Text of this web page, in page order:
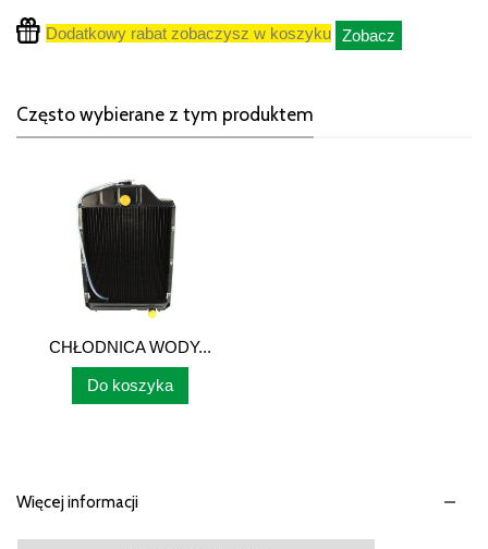
Dodatkowy rabat zobaczysz w koszyku Zobacz
Często wybierane z tym produktem
CHŁODNICA WODY...
Do koszyka
Więcej informacji